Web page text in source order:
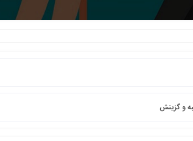
و گزینش